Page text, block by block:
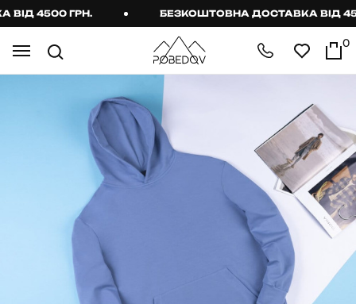
4500 ГРН. БЕЗКОШТОВНА ДОСТАВКА ВІД 4500
0